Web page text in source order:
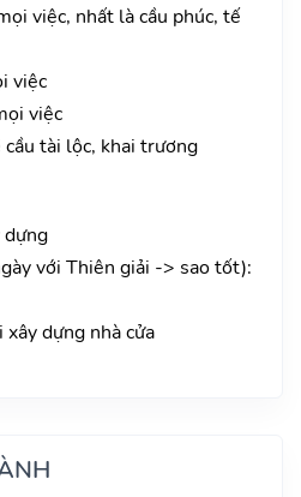
việc, nhất là cầu phúc, tế
việc
việc
cầu tài lộc, khai trương
dựng
với Thiên giải -> sao tốt):
xây dựng nhà cửa